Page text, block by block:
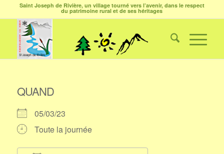
Saint Joseph de Rivière, un village tourné vers l’avenir, dans le respect
du patrimoine rural et de ses héritages
QUAND
05/03/23
Toute la journée